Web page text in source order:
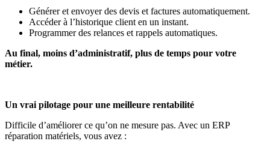
Générer et envoyer des devis et factures automatiquement.
Accéder à l’historique client en un instant.
Programmer des relances et rappels automatiques.
Au final, moins d’administratif, plus de temps pour votre
métier.
Un vrai pilotage pour une meilleure rentabilité
Difficile d’améliorer ce qu’on ne mesure pas. Avec un ERP
réparation matériels, vous avez :